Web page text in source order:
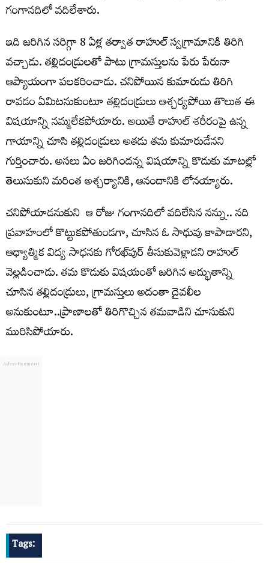
గంగానదిలో వదిలేశారు.
ఇది జరిగిన సరిగ్గా 8 ఏళ్ల తర్వాత రాహుల్‌ స్వగ్రామానికి తిరిగి
వచ్చాడు. తల్లిదండ్రులతో పాటు గ్రామస్తులను పేరు పేరునా
ఆప్యాయంగా పలకరించాడు. చనిపోయిన కుమారుడు తిరిగి
రావడం ఏమిటనుకుంటూ తల్లిదండ్రులు ఆశ్చర్యపోయి తొలుత ఈ
విషయాన్ని నమ్మలేకపోయారు. అయితే రాహుల్‌ శరీరంపై ఉన్న
గాయాన్ని చూసి తల్లిదండ్రులు అతడు తమ కుమారుడేనని
గుర్తించారు. అసలు ఏం జరిగిందన్న విషయాన్ని కొడుకు మాటల్లో
తెలుసుకుని మరింత అశ్చర్యానికి, ఆనందానికి లోనయ్యారు.
చనిపోయాడనుకుని ఆ రోజు గంగానదిలో వదిలేసిన నన్ను.. నది
ప్రవాహంలో కొట్టుకపోతుండగా, చూసిన ఓ సాధువు కాపాడారని,
ఆధ్యాత్మిక విద్య సాధనకు గోరఖ్‌పుర్‌ తీసుకువెళ్లాడని రాహుల్‌
వెల్లడించాడు. తమ కొడుకు విషయంతో జరిగిన అద్భుతాన్ని
చూసిన తల్లిదండ్రులు, గ్రామస్తులు అదంతా దైవలీల
అనుకుంటూ..ప్రాణాలతో తిరిగొచ్చిన తమవాడిని చూసుకుని
మురిసిపోయారు.
Tags: